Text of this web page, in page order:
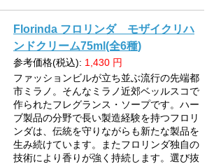
Florinda フロリンダ モザイクリハ
ンドクリーム75ml(全6種)
参考価格(税込): 1,430 円
ファッションビルが立ち並ぶ流行の先端都
市ミラノ。そんなミラノ近郊ベッルスコで
作られたフレグランス・ソープです。ハー
ブ製品の分野で長い製造経験を持つフロリ
ンダは、伝統を守りながらも新たな製品を
生み続けています。またフロリンダ独自の
技術により香りが強く持続します。選び抜